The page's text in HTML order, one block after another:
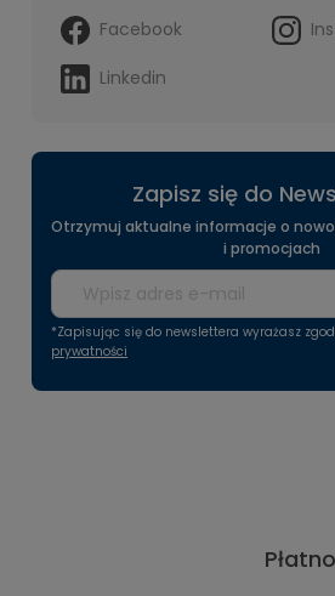
Facebook
Linkedin
Zapisz się do
Otrzymuj aktualne informacje o
i promocjach
*Zapisując się do newslettera wyrażasz
prywatności